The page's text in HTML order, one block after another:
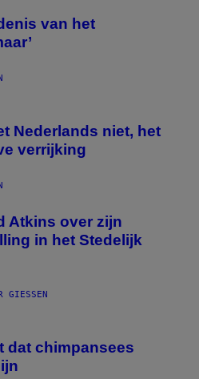
van het
Nederlands niet, het
verrijking
Atkins over zijn
in het Stedelijk
GIESSEN
dat chimpansees